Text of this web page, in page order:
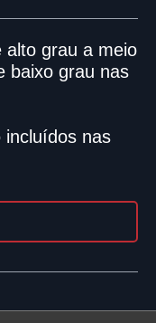
alto grau a meio
baixo grau nas
nas